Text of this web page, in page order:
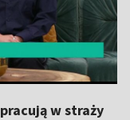
w straży